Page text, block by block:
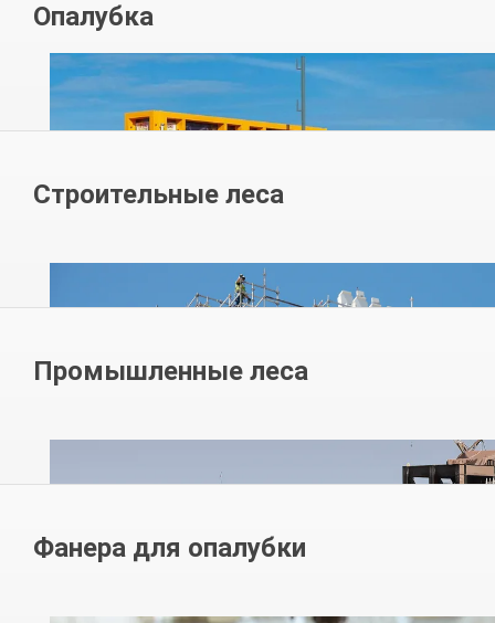
Опалубка
Строительные леса
Промышленные леса
Фанера для опалубки